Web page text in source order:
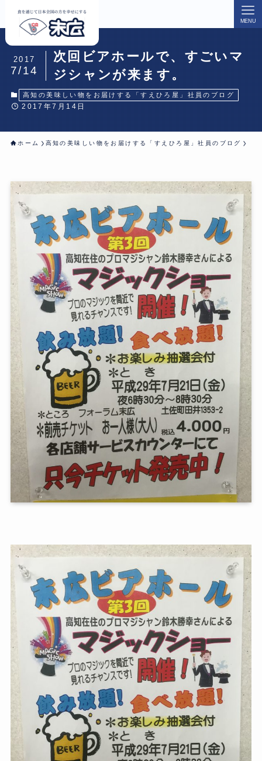
MENU
次回ビアホールで、すごいマ
ジシャンが来ます。
2017
7/14
高知の美味しい物をお届けする「すえひろ屋」社員のブログ
2017年7月14日
ホーム 高知の美味しい物をお届けする「すえひろ屋」社員のブログ